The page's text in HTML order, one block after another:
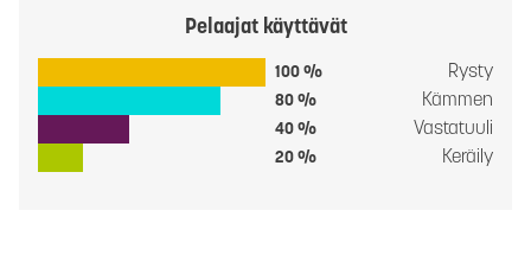
Pelaajat käyttävät
100 % Rysty
80 % Kämmen
40 % Vastatuuli
20 % Keräily